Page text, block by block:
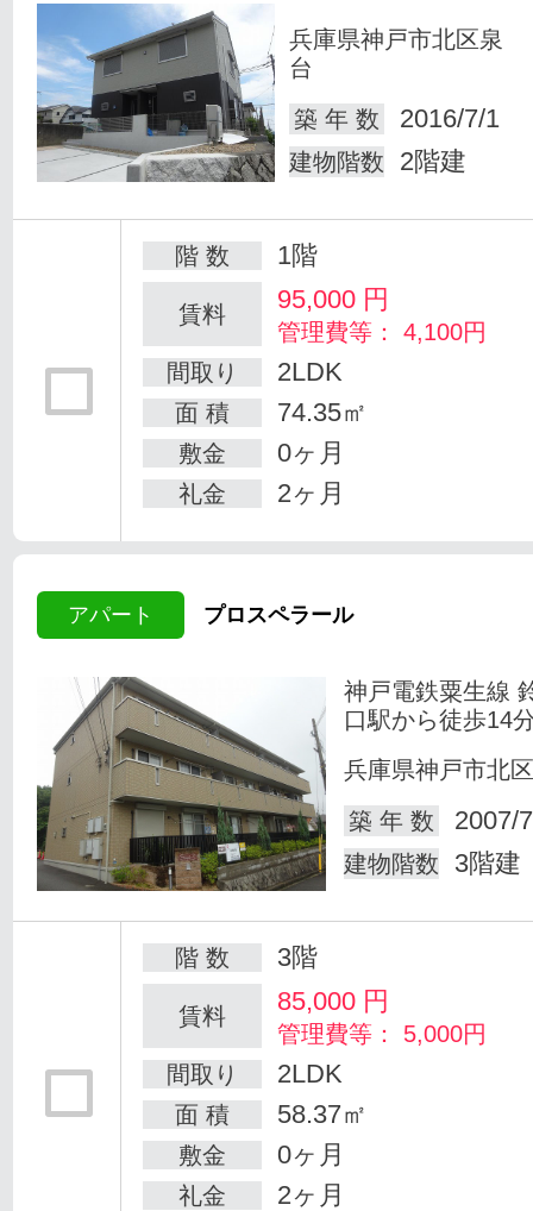
兵庫県神戸市北区泉
台
築 年 数
2016/7/1
建物階数 2階建
階 数 1階
賃料 95,000 円
管理費等： 4,100円
間取り
2LDK
面 積 74.35㎡
敷金 0ヶ月
礼金 2ヶ月
アパート プロスペラール
神戸電鉄粟生線
口駅から徒歩14
兵庫県神戸市北
築 年 数
2007/
建物階数 3階建
階 数 3階
賃料 85,000 円
管理費等： 5,000円
間取り
2LDK
面 積 58.37㎡
敷金 0ヶ月
礼金 2ヶ月